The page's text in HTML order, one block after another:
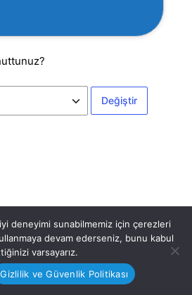
deneyimi sunabilmemiz için çerezleri
devam ederseniz, bunu kabul
varsayarız.
Gizlilik ve Güvenlik Politikası